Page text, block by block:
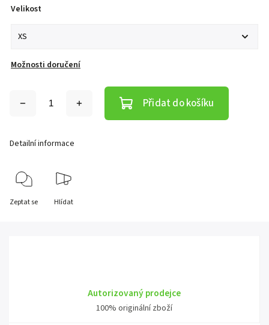
Velikost
Možnosti doručení
Přidat do košíku
Detailní informace
Zeptat se Hlídat
Autorizovaný prodejce
100% originální zboží